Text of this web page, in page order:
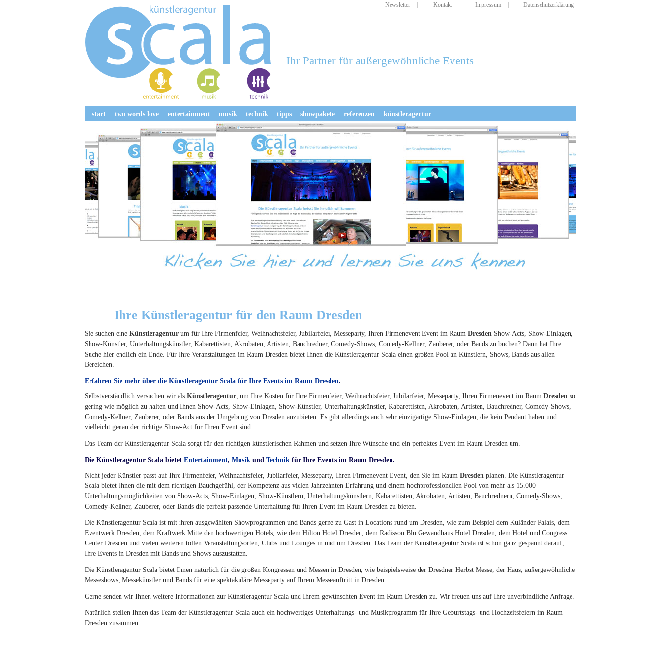
überspringen
Newsletter Kontakt Impressum Datenschutzerklärung
Ihr Partner für außergewöhnliche Events
überspringen
start two words love entertainment musik technik tipps showpakete referenzen künstleragentur
Ihre Künstleragentur für den Raum Dresden
Sie suchen eine Künstleragentur um für Ihre Firmenfeier, Weihnachtsfeier, Jubilarfeier, Messeparty, Ihren Firmenevent Event im Raum Dresden Show-Acts, Show-Einlagen,
Show-Künstler, Unterhaltungskünstler, Kabarettisten, Akrobaten, Artisten, Bauchredner, Comedy-Shows, Comedy-Kellner, Zauberer, oder Bands zu buchen? Dann hat Ihre
Suche hier endlich ein Ende. Für Ihre Veranstaltungen im Raum Dresden bietet Ihnen die Künstleragentur Scala einen großen Pool an Künstlern, Shows, Bands aus allen
Bereichen.
Erfahren Sie mehr über die Künstleragentur Scala für Ihre Events im Raum Dresden.
Selbstverständlich versuchen wir als Künstleragentur, um Ihre Kosten für Ihre Firmenfeier, Weihnachtsfeier, Jubilarfeier, Messeparty, Ihren Firmenevent im Raum Dresden so
gering wie möglich zu halten und Ihnen Show-Acts, Show-Einlagen, Show-Künstler, Unterhaltungskünstler, Kabarettisten, Akrobaten, Artisten, Bauchredner, Comedy-Shows,
Comedy-Kellner, Zauberer, oder Bands aus der Umgebung von Dresden anzubieten. Es gibt allerdings auch sehr einzigartige Show-Einlagen, die kein Pendant haben und
vielleicht genau der richtige Show-Act für Ihren Event sind.
Das Team der Künstleragentur Scala sorgt für den richtigen künstlerischen Rahmen und setzen Ihre Wünsche und ein perfektes Event im Raum Dresden um.
Die Künstleragentur Scala bietet Entertainment, Musik und Technik für Ihre Events im Raum Dresden.
Nicht jeder Künstler passt auf Ihre Firmenfeier, Weihnachtsfeier, Jubilarfeier, Messeparty, Ihren Firmenevent Event, den Sie im Raum Dresden planen. Die Künstleragentur
Scala bietet Ihnen die mit dem richtigen Bauchgefühl, der Kompetenz aus vielen Jahrzehnten Erfahrung und einem hochprofessionellen Pool von mehr als 15.000
Unterhaltungsmöglichkeiten von Show-Acts, Show-Einlagen, Show-Künstlern, Unterhaltungskünstlern, Kabarettisten, Akrobaten, Artisten, Bauchrednern, Comedy-Shows,
Comedy-Kellner, Zauberer, oder Bands die perfekt passende Unterhaltung für Ihren Event im Raum Dresden zu bieten.
Die Künstleragentur Scala ist mit ihren ausgewählten Showprogrammen und Bands gerne zu Gast in Locations rund um Dresden, wie zum Beispiel dem Kuländer Palais, dem
Eventwerk Dresden, dem Kraftwerk Mitte den hochwertigen Hotels, wie dem Hilton Hotel Dresden, dem Radisson Blu Gewandhaus Hotel Dresden, dem Hotel und Congress
Center Dresden und vielen weiteren tollen Veranstaltungsorten, Clubs und Lounges in und um Dresden. Das Team der Künstleragentur Scala ist schon ganz gespannt darauf,
Ihre Events in Dresden mit Bands und Shows auszustatten.
Die Künstleragentur Scala bietet Ihnen natürlich für die großen Kongressen und Messen in Dresden, wie beispielsweise der Dresdner Herbst Messe, der Haus, außergewöhnliche
Messeshows, Messekünstler und Bands für eine spektakuläre Messeparty auf Ihrem Messeauftritt in Dresden.
Gerne senden wir Ihnen weitere Informationen zur Künstleragentur Scala und Ihrem gewünschten Event im Raum Dresden zu. Wir freuen uns auf Ihre unverbindliche Anfrage.
Natürlich stellen Ihnen das Team der Künstleragentur Scala auch ein hochwertiges Unterhaltungs- und Musikprogramm für Ihre Geburtstags- und Hochzeitsfeiern im Raum
Dresden zusammen.